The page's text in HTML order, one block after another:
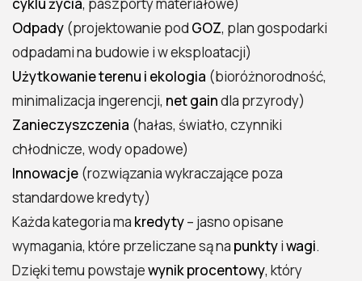
cyklu życia, paszporty materiałowe)
Odpady (projektowanie pod GOZ, plan gospodarki
odpadami na budowie i w eksploatacji)
Użytkowanie terenu i ekologia (bioróżnorodność,
minimalizacja ingerencji, net gaindla przyrody)
Zanieczyszczenia (hałas, światło, czynniki
chłodnicze, wody opadowe)
Innowacje (rozwiązania wykraczające poza
standardowe kredyty)
Każda kategoria ma kredyty– jasno opisane
wymagania, które przeliczane są na punktyiwagi.
Dzięki temu powstajewynik procentowy, który
ESG, finanse i due diligence – BREEAM jako
dowód, nie deklaracja
Komfort i zdrowie miękki czynnik, twarde
efekty
Najem i marketing krótszy time-to-lease,
silniejszy storytelling
BREEAM a ryzyka regulacyjne – tarcza na
zmiany prawa
Wartość dla operatora (FM)
przewidywalność i dane
Miara sukcesu jakie wskaźniki warto śledzić